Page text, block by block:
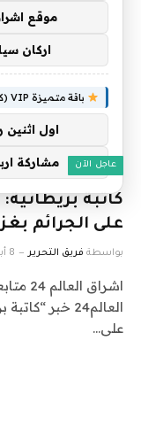
عاجل الآن
كاتبة
على الجرائم
بواسطة فريق التحرير 8 أبريل، 2025
العالم24 خبر
على…
موقع
اركان
باقة متميزة VIP (كود: AA38045):
اول اثنين
مشاركة